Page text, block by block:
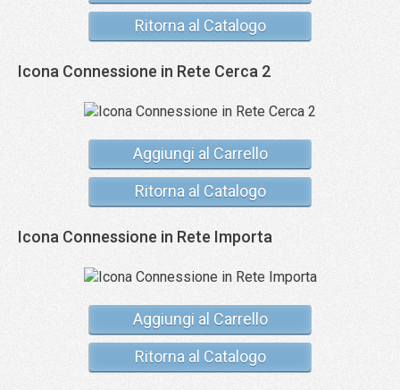
Ritorna al Catalogo
Icona Connessione in Rete Cerca 2
Aggiungi al Carrello
Ritorna al Catalogo
Icona Connessione in Rete Importa
Aggiungi al Carrello
Ritorna al Catalogo